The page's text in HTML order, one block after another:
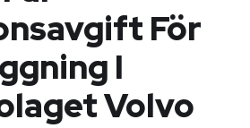
För
I
Volvo